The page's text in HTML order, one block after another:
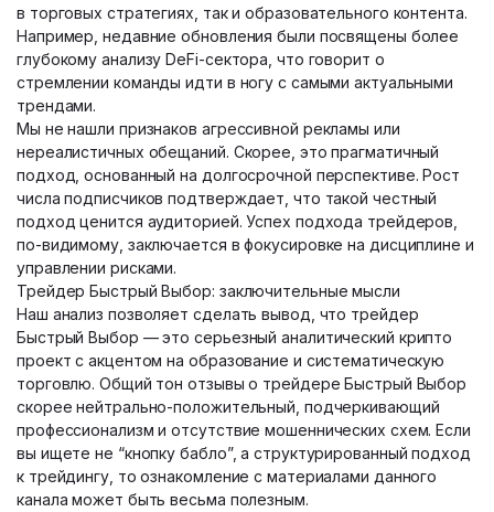
в торговых стратегиях, так и образовательного контента.
Например, недавние обновления были посвящены более
глубокому анализу DeFi-сектора, что говорит о
стремлении команды идти в ногу с самыми актуальными
трендами.
Мы не нашли признаков агрессивной рекламы или
нереалистичных обещаний. Скорее, это прагматичный
подход, основанный на долгосрочной перспективе. Рост
числа подписчиков подтверждает, что такой честный
подход ценится аудиторией. Успех подхода трейдеров,
по-видимому, заключается в фокусировке на дисциплине и
управлении рисками.
Трейдер Быстрый Выбор: заключительные мысли
Наш анализ позволяет сделать вывод, что трейдер
Быстрый Выбор — это серьезный аналитический крипто
проект с акцентом на образование и систематическую
торговлю. Общий тон отзывы о трейдере Быстрый Выбор
скорее нейтрально-положительный, подчеркивающий
профессионализм и отсутствие мошеннических схем. Если
вы ищете не “кнопку бабло”, а структурированный подход
к трейдингу, то ознакомление с материалами данного
канала может быть весьма полезным.